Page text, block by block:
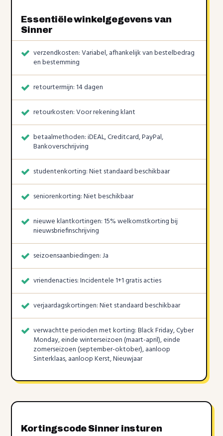
Essentiële winkelgegevens van
Sinner
verzendkosten: Variabel, afhankelijk van bestelbedrag
en bestemming
retourtermijn: 14 dagen
retourkosten: Voor rekening klant
betaalmethoden: iDEAL, Creditcard, PayPal,
Bankoverschrijving
studentenkorting: Niet standaard beschikbaar
seniorenkorting: Niet beschikbaar
nieuwe klantkortingen: 15% welkomstkorting bij
nieuwsbriefinschrijving
seizoensaanbiedingen: Ja
vriendenacties: Incidentele 1+1 gratis acties
verjaardagskortingen: Niet standaard beschikbaar
verwachtte perioden met korting: Black Friday, Cyber
Monday, einde winterseizoen (maart-april), einde
zomerseizoen (september-oktober), aanloop
Sinterklaas, aanloop Kerst, Nieuwjaar
Kortingscode Sinner insturen